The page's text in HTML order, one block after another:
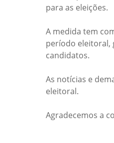
para as eleições.
A medida tem
período eleitoral,
candidatos.
As notícias e
eleitoral.
Agradecemos a